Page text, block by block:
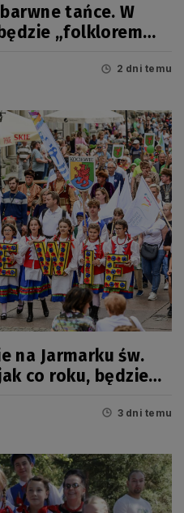
tańce. W
„folklorem
2 dni temu
na Jarmarku św.
co roku, będzie
3 dni temu